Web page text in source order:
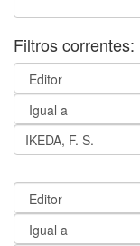
Filtros correntes: